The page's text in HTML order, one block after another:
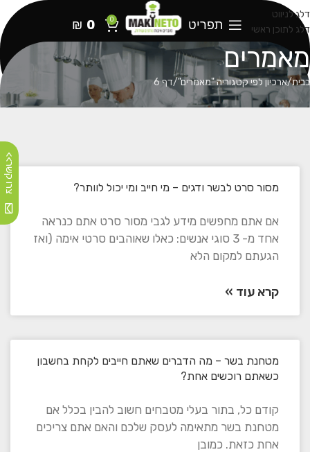
דלג לניווט
דלג לתוכן ראשי
תפריט 0
₪ 0
מאמרים
בבית ארכיון לפי קטגוריה "מאמרים" דף 6
מסור סרט לבשר ודגים – מי חייב ומי יכול לוותר?
אם אתם מחפשים מידע לגבי מסור סרט אתם כנראה
אחד מ- 3 סוגי אנשים: כאלו שאוהבים סרטי אימה (ואז
הגעתם למקום הלא
קרא עוד »
מטחנת בשר – מה הדברים שאתם חייבים לקחת בחשבון
כשאתם רוכשים אחת?
קודם כל, בתור בעלי מטבחים חשוב להבין בכלל אם
מטחנת בשר מתאימה לעסק שלכם והאם אתם צריכים
אחת כזאת. כמובן
צרו קשר>>